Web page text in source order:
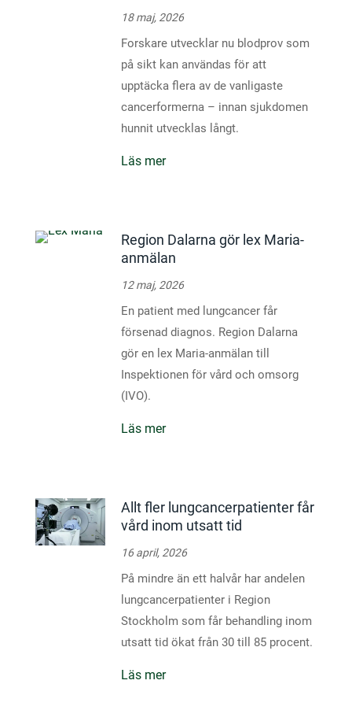
18 maj, 2026
Forskare utvecklar nu blodprov som
på sikt kan användas för att
upptäcka flera av de vanligaste
cancerformerna – innan sjukdomen
hunnit utvecklas långt.
Läs mer
Region Dalarna gör lex Maria-
anmälan
12 maj, 2026
En patient med lungcancer får
försenad diagnos. Region Dalarna
gör en lex Maria-anmälan till
Inspektionen för vård och omsorg
(IVO).
Läs mer
Allt fler lungcancerpatienter får
vård inom utsatt tid
16 april, 2026
På mindre än ett halvår har andelen
lungcancerpatienter i Region
Stockholm som får behandling inom
utsatt tid ökat från 30 till 85 procent.
Läs mer